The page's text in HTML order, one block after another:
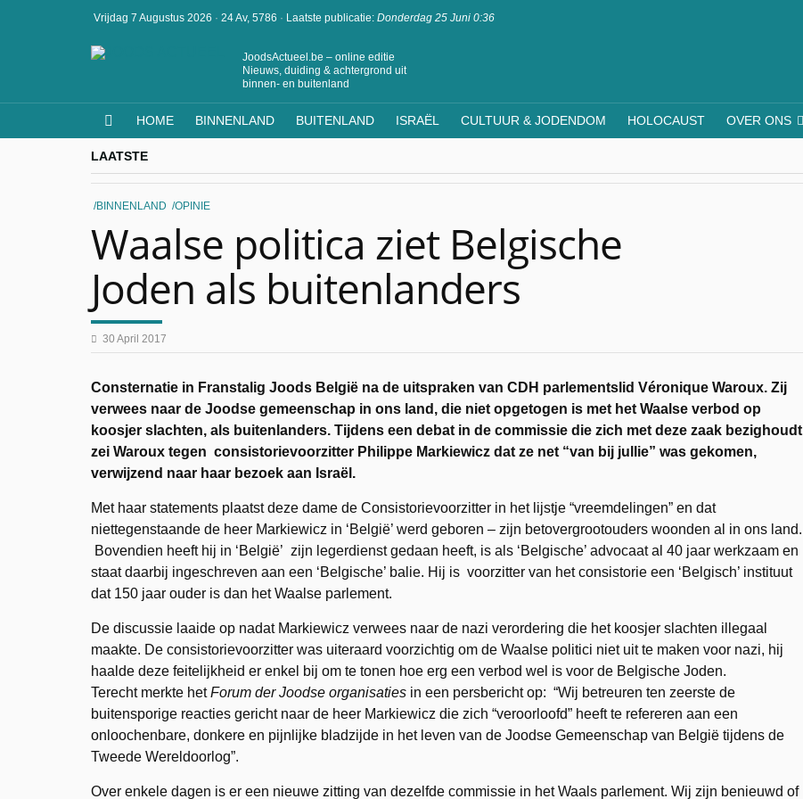
Vrijdag 7 Augustus 2026 · 24 Av, 5786 · Laatste publicatie: Donderdag 25 Juni 0:36
JoodsActueel.be – online editie
Nieuws, duiding & achtergrond uit
binnen- en buitenland
HOME BINNENLAND BUITENLAND ISRAËL CULTUUR & JODENDOM HOLOCAUST OVER ONS
LAATSTE
BINNENLAND OPINIE
Waalse politica ziet Belgische
Joden als buitenlanders
30 April 2017
Consternatie in Franstalig Joods België na de uitspraken van CDH parlementslid Véronique Waroux. Zij
verwees naar de Joodse gemeenschap in ons land, die niet opgetogen is met het Waalse verbod op
koosjer slachten, als buitenlanders. Tijdens een debat in de commissie die zich met deze zaak bezighoudt
zei Waroux tegen consistorievoorzitter Philippe Markiewicz dat ze net “van bij jullie” was gekomen,
verwijzend naar haar bezoek aan Israël.
Met haar statements plaatst deze dame de Consistorievoorzitter in het lijstje “vreemdelingen” en dat
niettegenstaande de heer Markiewicz in ‘België’ werd geboren – zijn betovergrootouders woonden al in ons land.
Bovendien heeft hij in ‘België’ zijn legerdienst gedaan heeft, is als ‘Belgische’ advocaat al 40 jaar werkzaam en
staat daarbij ingeschreven aan een ‘Belgische’ balie. Hij is voorzitter van het consistorie een ‘Belgisch’ instituut
dat 150 jaar ouder is dan het Waalse parlement.
De discussie laaide op nadat Markiewicz verwees naar de nazi verordering die het koosjer slachten illegaal
maakte. De consistorievoorzitter was uiteraard voorzichtig om de Waalse politici niet uit te maken voor nazi, hij
haalde deze feitelijkheid er enkel bij om te tonen hoe erg een verbod wel is voor de Belgische Joden.
Terecht merkte hetForum der Joodse organisaties in een persbericht op: “Wij betreuren ten zeerste de
buitensporige reacties gericht naar de heer Markiewicz die zich “veroorloofd” heeft te refereren aan een
onloochenbare, donkere en pijnlijke bladzijde in het leven van de Joodse Gemeenschap van België tijdens de
Tweede Wereldoorlog”.
Over enkele dagen is er een nieuwe zitting van dezelfde commissie in het Waals parlement. Wij zijn benieuwd of